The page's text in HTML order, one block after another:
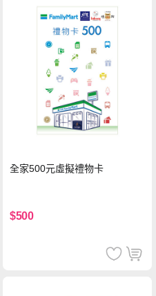
全家500元虛擬禮物卡
$500